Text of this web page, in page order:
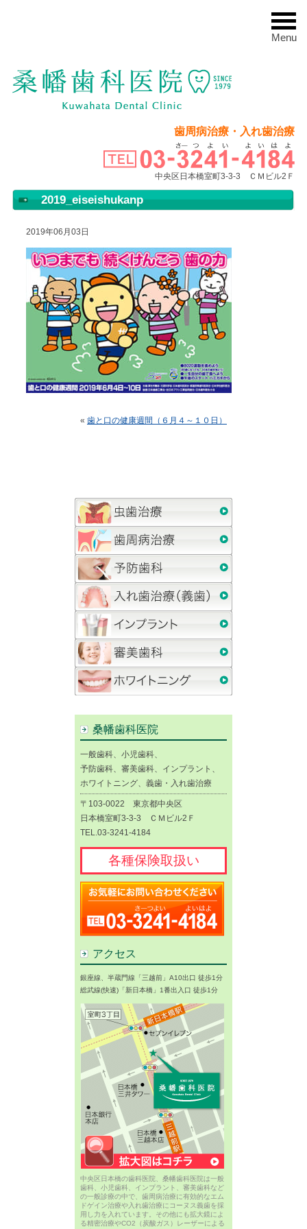
Menu
歯周病治療・入れ歯治療
中央区日本橋室町3-3-3 ＣＭビル2Ｆ
2019_eiseishukanp
2019年06月03日
« 歯と口の健康週間（６月４～１０日）
桑幡歯科医院
一般歯科、小児歯科、
予防歯科、審美歯科、インプラント、
ホワイトニング、義歯・入れ歯治療
〒103-0022 東京都中央区
日本橋室町3-3-3 ＣＭビル2Ｆ
TEL.03-3241-4184
各種保険取扱い
アクセス
銀座線、半蔵門線「三越前」A10出口 徒歩1分
総武線(快速)「新日本橋」1番出入口 徒歩1分
中央区日本橋の歯科医院、桑幡歯科医院は一般
歯科、小児歯科、インプラント、審美歯科など
の一般診療の中で、歯周病治療に有効的なエム
ドゲイン治療や入れ歯治療にコーヌス義歯を採
用し力を入れています。その他にも拡大鏡によ
る精密治療やCO2（炭酸ガス）レーザーによる